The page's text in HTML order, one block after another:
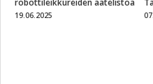
robottileikkureiden aatelistoa
19.06.2025